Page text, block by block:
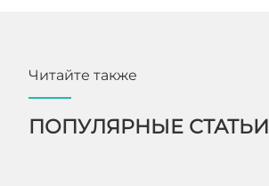
Читайте также
ПОПУЛЯРНЫЕ СТАТЬИ